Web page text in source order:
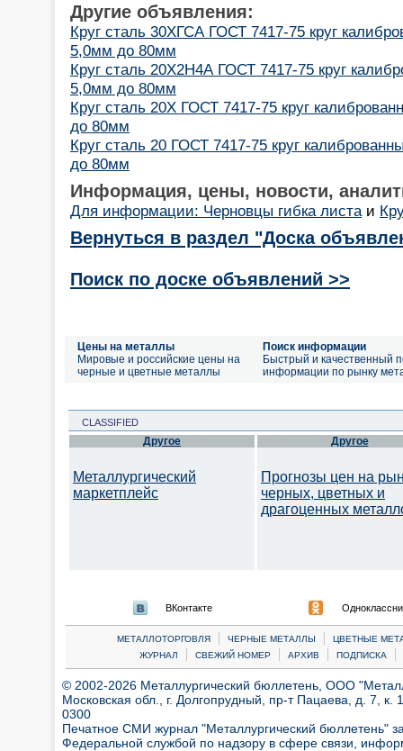
Другие объявления:
Круг сталь 30ХГСА ГОСТ 7417-75 круг
5,0мм до 80мм
Круг сталь 20Х2Н4А ГОСТ 7417-75 круг
5,0мм до 80мм
Круг сталь 20Х ГОСТ 7417-75 круг
до 80мм
Круг сталь 20 ГОСТ 7417-75 круг
до 80мм
Информация, цены, новости,
Для информации: Черновцы гибка листа и
Вернуться в раздел "Доска
Поиск по доске объявлений >>
Цены на металлы
Мировые и российские цены на
черные и цветные металлы
Поиск информации
Быстрый и качественный
информации по рынку
CLASSIFIED
Другое
Металлургический
маркетплейс
Другое
Прогнозы цен на
черных, цветных и
драгоценных
ВКонтакте
МЕТАЛЛОТОРГОВЛЯ | ЧЕРНЫЕ МЕТАЛЛЫ |
ЦВЕТНЫЕ
ЖУРНАЛ
| СВЕЖИЙ НОМЕР | АРХИВ | ПОДПИСКА |
© 2002-2026 Металлургический бюллетень, ООО
Московская обл., г. Долгопрудный, пр-т Пацаева, д. 7,
0300
Печатное СМИ журнал "Металлургический бюллетень"
Федеральной службой по надзору в сфере связи,